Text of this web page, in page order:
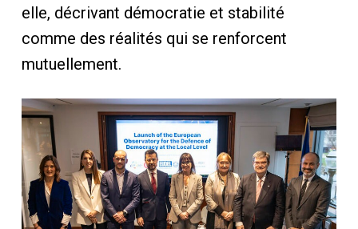
elle, décrivant démocratie et stabilité
comme des réalités qui se renforcent
mutuellement.